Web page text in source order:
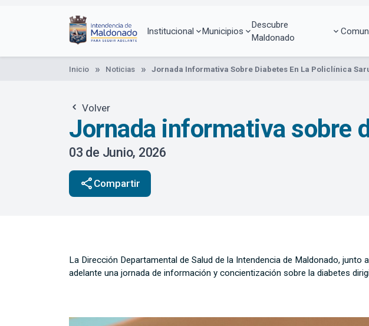
Institucional Municipios
Descubre
Maldonado
Inicio Noticias Jornada Informativa Sobre Diabetes En La Policlínica
Volver
Jornada informativa sobre
03 de Junio, 2026
share Compartir
La Dirección Departamental de Salud de la Intendencia de Maldonado,
adelante una jornada de información y concientización sobre la diabetes